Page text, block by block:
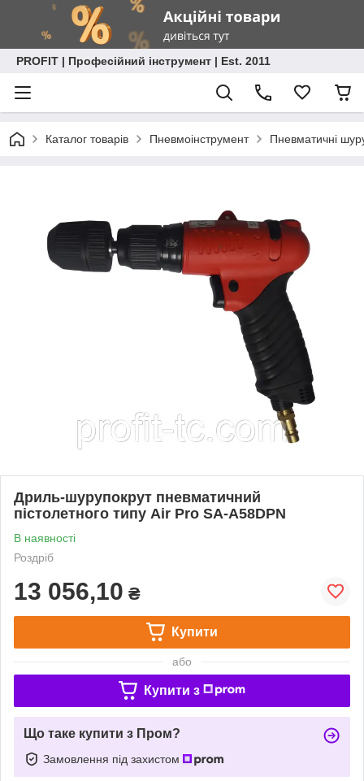
PROFIT | Професійний інструмент | Est. 2011
Каталог товарів Пневмоінструмент Пневматичні
Дриль-шурупокрут пневматичний
пістолетного типу Air Pro SA-A58DPN
В наявності
Роздріб
13 056,10 ₴
Купити
або
Купити з
Що таке купити з Пром?
Замовлення під захистом